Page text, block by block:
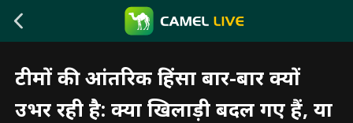
टीमों की आंतरिक हिंसा बार-बार क्यों
उभर रही है: क्या खिलाड़ी बदल गए हैं, या